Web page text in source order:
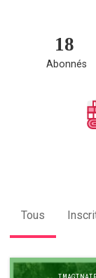
18
Abonnés
Tous